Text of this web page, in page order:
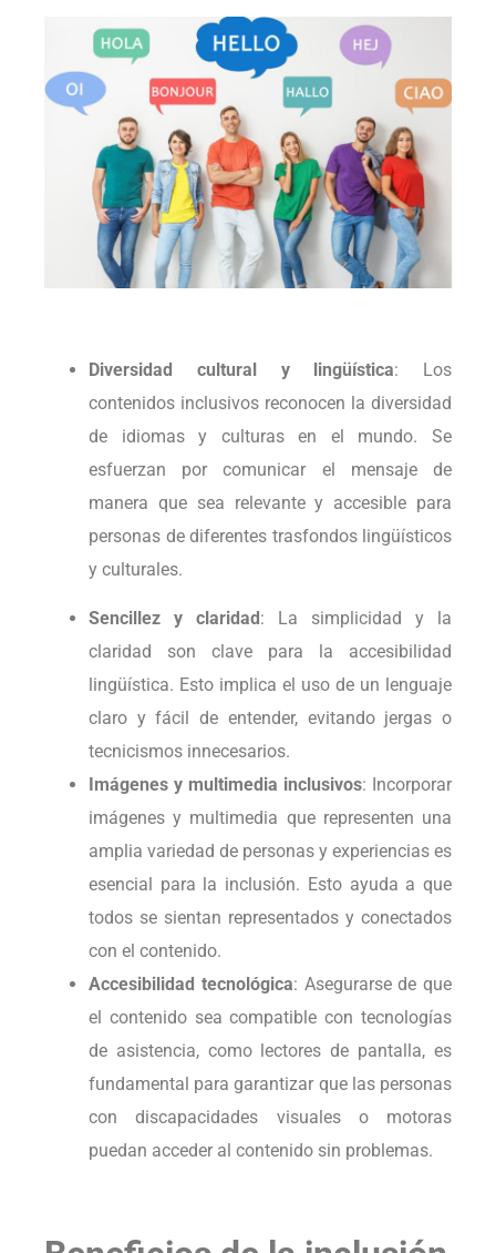
Diversidad cultural y lingüística: Los
contenidos inclusivos reconocen la diversidad
de idiomas y culturas en el mundo. Se
esfuerzan por comunicar el mensaje de
manera que sea relevante y accesible para
personas de diferentes trasfondos lingüísticos
y culturales.
Sencillez y claridad : La simplicidad y la
claridad son clave para la accesibilidad
lingüística. Esto implica el uso de un lenguaje
claro y fácil de entender, evitando jergas o
tecnicismos innecesarios.
Imágenes y multimedia inclusivos: Incorporar
imágenes y multimedia que representen una
amplia variedad de personas y experiencias es
esencial para la inclusión. Esto ayuda a que
todos se sientan representados y conectados
con el contenido.
Accesibilidad tecnológica: Asegurarse de que
el contenido sea compatible con tecnologías
de asistencia, como lectores de pantalla, es
fundamental para garantizar que las personas
con discapacidades visuales o motoras
puedan acceder al contenido sin problemas.